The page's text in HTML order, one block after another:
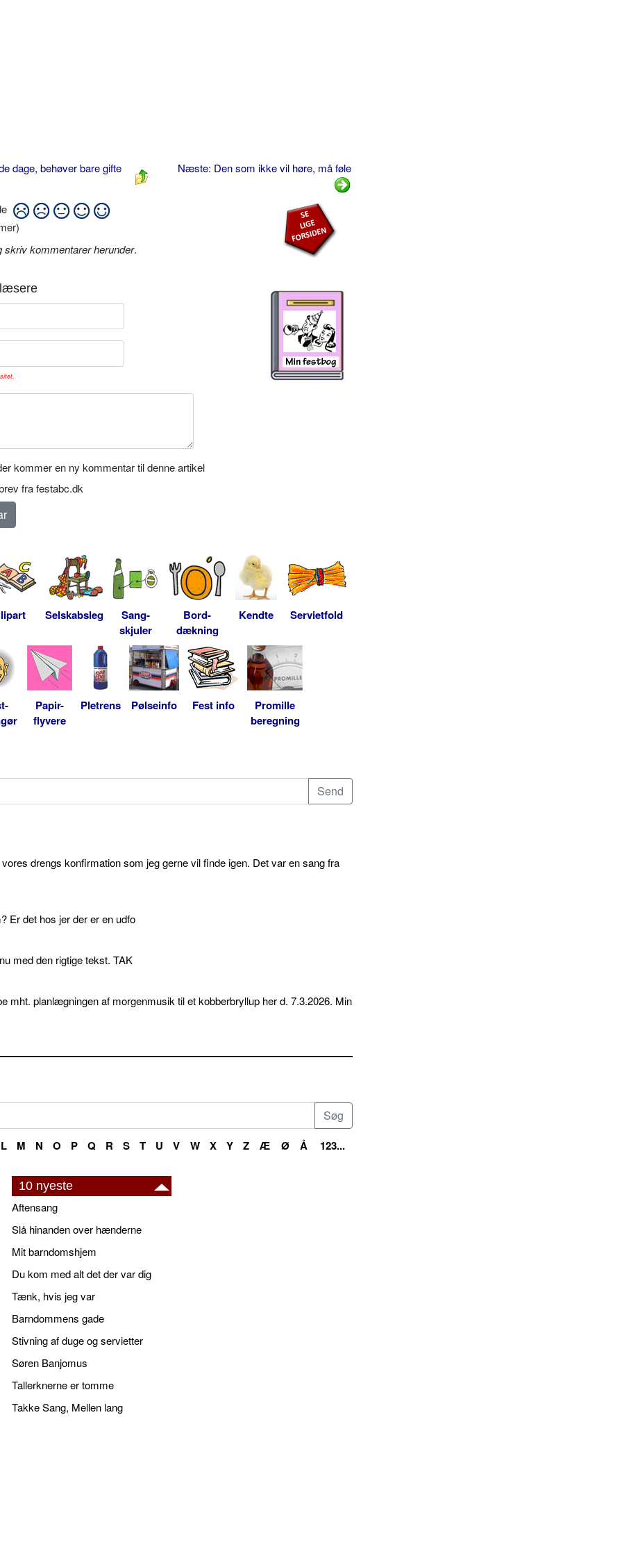
dage, behøver bare gifte Næste: Den som ikke vil høre, må føle
skriv kommentarer herunder.
kommer en ny kommentar til denne artikel
fra festabc.dk
Selskabsleg
Sang-
skjuler
Bord-
dækning
Kendte Servietfold
Papir-
flyvere
Pletrens Pølseinfo Fest info
Promille
beregning
drengs konfirmation som jeg gerne vil finde igen. Det var en sang fra
Er det hos jer der er en udfo
med den rigtige tekst. TAK
mht. planlægningen af morgenmusik til et kobberbryllup her d. 7.3.2026. Min
L M N O P Q R S T U V W X Y Z Æ Ø Å 123...
10 nyeste
Aftensang
Slå hinanden over hænderne
Mit barndomshjem
Du kom med alt det der var dig
Tænk, hvis jeg var
Barndommens gade
Stivning af duge og servietter
Søren Banjomus
Tallerknerne er tomme
Takke Sang, Mellen lang